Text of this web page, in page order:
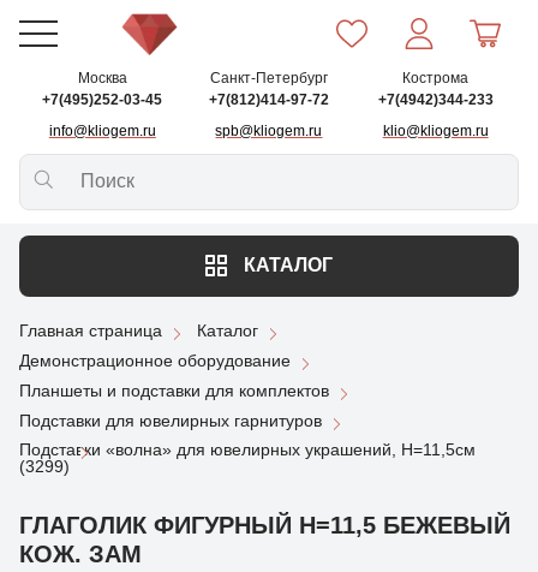
Москва
+7(495)252-03-45
info@kliogem.ru
Санкт-Петербург
+7(812)414-97-72
spb@kliogem.ru
Кострома
+7(4942)344-233
klio@kliogem.ru
КАТАЛОГ
Главная страница
Каталог
Демонстрационное оборудование
Планшеты и подставки для комплектов
Подставки для ювелирных гарнитуров
Подставки «волна» для ювелирных украшений, Н=11,5см
(3299)
ГЛАГОЛИК ФИГУРНЫЙ H=11,5 БЕЖЕВЫЙ
КОЖ. ЗАМ